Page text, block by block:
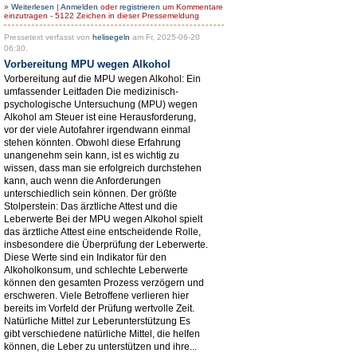
» Weiterlesen | Anmelden oderregistrieren um Kommentare
einzutragen - 5122 Zeichen in dieser Pressemeldung
Pressetext verfasst von helisegeln am Fr, 2025-06-20
06:30.
Vorbereitung MPU wegen Alkohol
Vorbereitung auf die MPU wegen Alkohol: Ein
umfassender Leitfaden Die medizinisch-
psychologische Untersuchung (MPU) wegen
Alkohol am Steuer ist eine Herausforderung,
vor der viele Autofahrer irgendwann einmal
stehen könnten. Obwohl diese Erfahrung
unangenehm sein kann, ist es wichtig zu
wissen, dass man sie erfolgreich durchstehen
kann, auch wenn die Anforderungen
unterschiedlich sein können. Der größte
Stolperstein: Das ärztliche Attest und die
Leberwerte Bei der MPU wegen Alkohol spielt
das ärztliche Attest eine entscheidende Rolle,
insbesondere die Überprüfung der Leberwerte.
Diese Werte sind ein Indikator für den
Alkoholkonsum, und schlechte Leberwerte
können den gesamten Prozess verzögern und
erschweren. Viele Betroffene verlieren hier
bereits im Vorfeld der Prüfung wertvolle Zeit.
Natürliche Mittel zur Leberunterstützung Es
gibt verschiedene natürliche Mittel, die helfen
können, die Leber zu unterstützen und ihre...